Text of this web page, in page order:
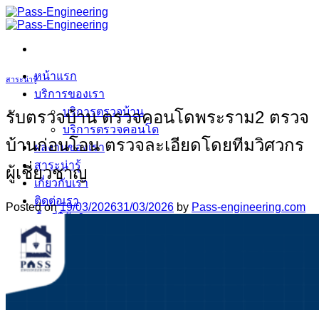
ข้าม
ไป
หน้าแรก
บริการของเรา
บริการตรวจบ้าน
บริการตรวจคอนโด
ผลงานของเรา
สาระน่ารู้
เกี่ยวกับเรา
ติดต่อเรา
คำถามที่พบบ่อย
จองคิวเลย
สาระน่ารู้
รับตรวจบ้าน ตรวจคอนโดพระราม2 ตรวจ
บ้านก่อนโอน ตรวจละเอียดโดยทีมวิศวกร
ผู้เชี่ยวชาญ
Posted on19/03/202631/03/2026 by Pass-engineering.com